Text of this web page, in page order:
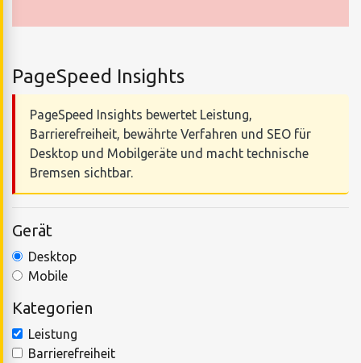
PageSpeed Insights
PageSpeed Insights bewertet Leistung,
Barrierefreiheit, bewährte Verfahren und SEO für
Desktop und Mobilgeräte und macht technische
Bremsen sichtbar.
Gerät
Desktop
Mobile
Kategorien
Leistung
Barrierefreiheit